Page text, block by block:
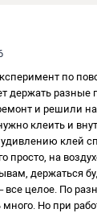
по
держать разные
и решили
клеить и
клей
просто, на
держаться
все целое. По
много. Но при